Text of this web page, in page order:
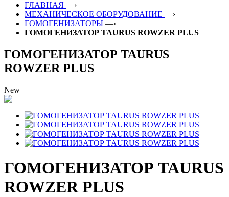
ГЛАВНАЯ —›
МЕХАНИЧЕСКОЕ ОБОРУДОВАНИЕ —›
ГОМОГЕНИЗАТОРЫ —›
ГОМОГЕНИЗАТОР TAURUS ROWZER PLUS
ГОМОГЕНИЗАТОР TAURUS
ROWZER PLUS
New
ГОМОГЕНИЗАТОР TAURUS
ROWZER PLUS